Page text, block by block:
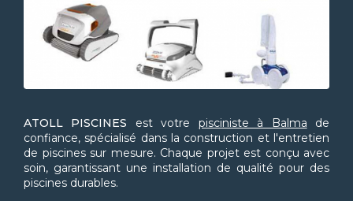
ATOLL PISCINES est votre pisciniste à Balma de
confiance, spécialisé dans la construction et l'entretien
de piscines sur mesure. Chaque projet est conçu avec
soin, garantissant une installation de qualité pour des
piscines durables.